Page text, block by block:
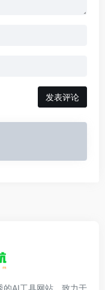
发表评论
AI工具网站，致力于